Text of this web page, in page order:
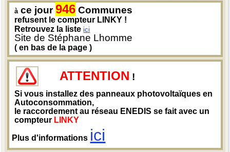
à ce jour946 Communes
refusent le compteur LINKY !
Retrouvez la listeici
Site de Stéphane Lhomme
( en bas de la page )
ATTENTION !
Si vous installez des panneaux photovoltaïques en
Autoconsommation,
le raccordement au réseau ENEDIS se fait avec un
compteur LINKY
Plus d'informations ici